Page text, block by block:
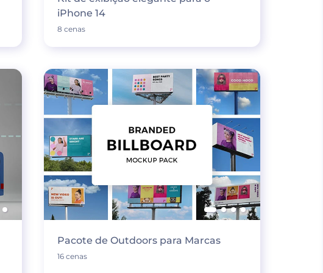
iPhone 14
8 cenas
Pacote de Outdoors para Marcas
16 cenas